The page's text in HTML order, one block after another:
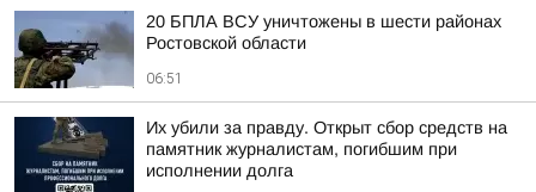
20 БПЛА ВСУ уничтожены в шести районах
Ростовской области
06:51
Их убили за правду. Открыт сбор средств на
памятник журналистам, погибшим при
исполнении долга